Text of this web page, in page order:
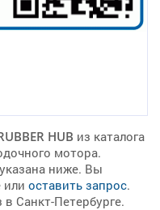
HUB из каталога
мотора.
указана ниже. Вы
или оставить запрос.
Санкт-Петербурге.